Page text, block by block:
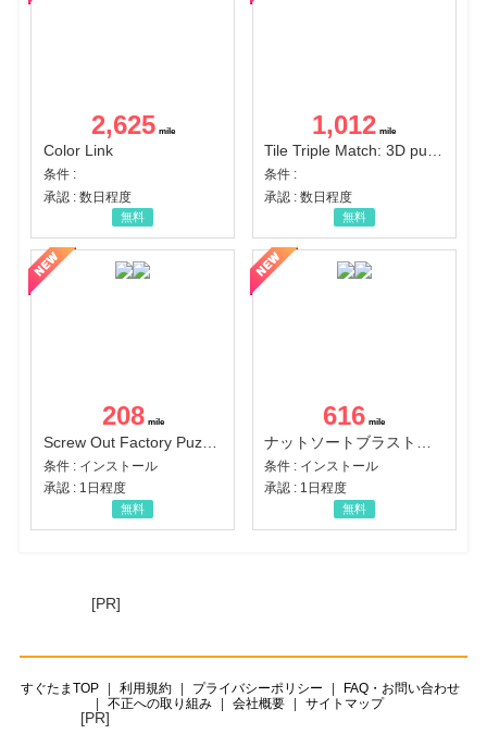
2,625
Color Link
条件 :
承認 : 数日程度
無料
1,012
Tile Triple Match: 3D puzzle
条件 :
承認 : 数日程度
無料
208
Screw Out Factory Puzzle 3D（経験値バーのマイルストーンを5にする（ユーザーレベル5に到達する））（Android）
条件 : インストール
承認 : 1日程度
無料
616
条件 : インストール
承認 : 1日程度
無料
[PR]
すぐたまTOP 利用規約 プライバシーポリシー
FAQ・お問い合わせ
不正への取り組み
会社概要 サイトマップ
[PR]